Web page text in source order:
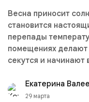
Весна приносит
становится
перепады
помещениях
секутся и начинают
Екатерина
29 марта